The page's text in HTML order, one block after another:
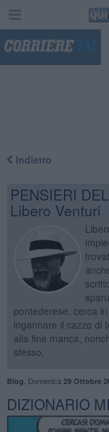
Indietro
PENSIERI
Libero Venturi
pontederese, cerca
ingannare il cazzo di
alla fine manca,
stesso.
Blog Domenica 29 Ottobre
DIZIONARIO